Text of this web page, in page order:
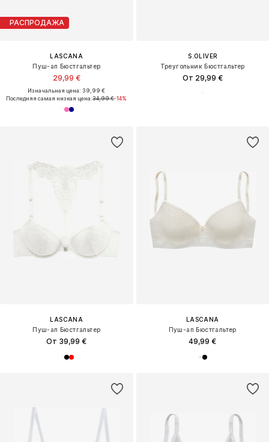
РАСПРОДАЖА
LASCANA
Пуш-ап Бюстгальтер
29,99 €
Изначальная цена: 39,99 €
Последняя самая низкая цена:34,99 €-14%
S.OLIVER
Треугольник Бюстгальтер
От 29,99 €
LASCANA
Пуш-ап Бюстгальтер
От 39,99 €
LASCANA
Пуш-ап Бюстгальтер
49,99 €